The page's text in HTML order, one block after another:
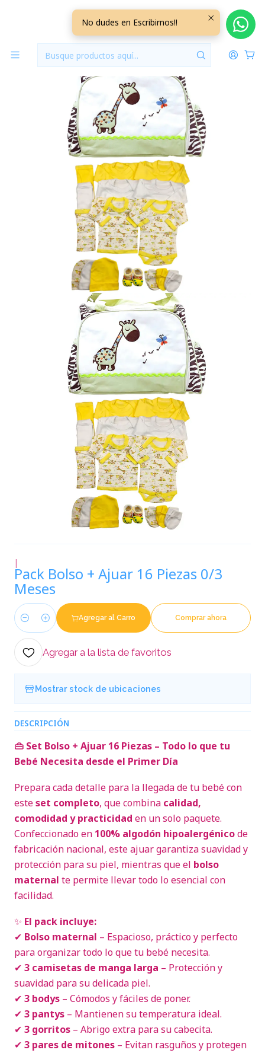
Inicio Promociones
Pack Bolso + Ajuar 16 Piezas 0/3 Meses
|
Pack Bolso + Ajuar 16 Piezas 0/3
Meses
Cantidad
Agregar al Carro Comprar ahora
Agregar a la lista de favoritos
Mostrar stock de ubicaciones
DESCRIPCIÓN
👜 Set Bolso + Ajuar 16 Piezas – Todo lo que tu
Bebé Necesita desde el Primer Día
Prepara cada detalle para la llegada de tu bebé con
esteset completo, que combina calidad,
comodidad y practicidad en un solo paquete.
Confeccionado en 100% algodón hipoalergénicode
fabricación nacional, este ajuar garantiza suavidad y
protección para su piel, mientras que el bolso
maternal te permite llevar todo lo esencial con
facilidad.
✨ El pack incluye:
✔ Bolso maternal – Espacioso, práctico y perfecto
para organizar todo lo que tu bebé necesita.
✔ 3 camisetas de manga larga – Protección y
suavidad para su delicada piel.
✔ 3 bodys – Cómodos y fáciles de poner.
✔ 3 pantys – Mantienen su temperatura ideal.
✔ 3 gorritos – Abrigo extra para su cabecita.
✔ 3 pares de mitones – Evitan rasguños y protegen
No dudes en Escribirnos!!